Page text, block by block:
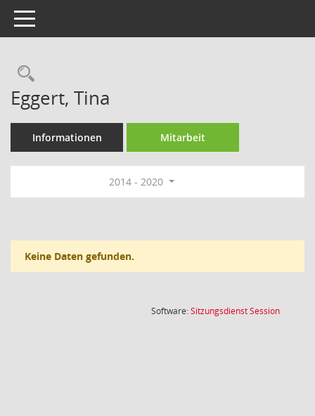
Toggle navigation
Rechercheauswahl
Eggert, Tina
Informationen Mitarbeit
2014 - 2020
Keine Daten gefunden.
Software:SitzungsdienstSession(Wird in